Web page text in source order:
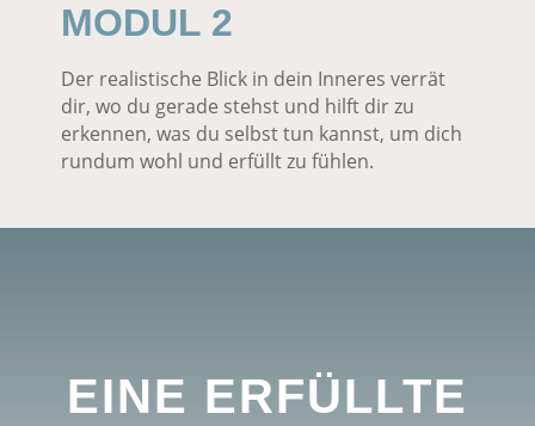
MODUL 2
Der realistische Blick in dein Inneres verrät
dir, wo du gerade stehst und hilft dir zu
erkennen, was du selbst tun kannst, um dich
rundum wohl und erfüllt zu fühlen.
EINE ERFÜLLTE